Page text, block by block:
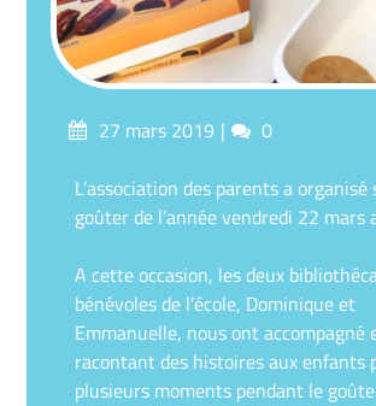
Posted27 mars 2019 Comments
0
L’association des parents a organisé
goûter de l’année vendredi 22 mars
A cette occasion, les deux
bénévoles de l’école, Dominique et
Emmanuelle, nous ont accompagné
racontant des histoires aux enfants
plusieurs moments pendant le